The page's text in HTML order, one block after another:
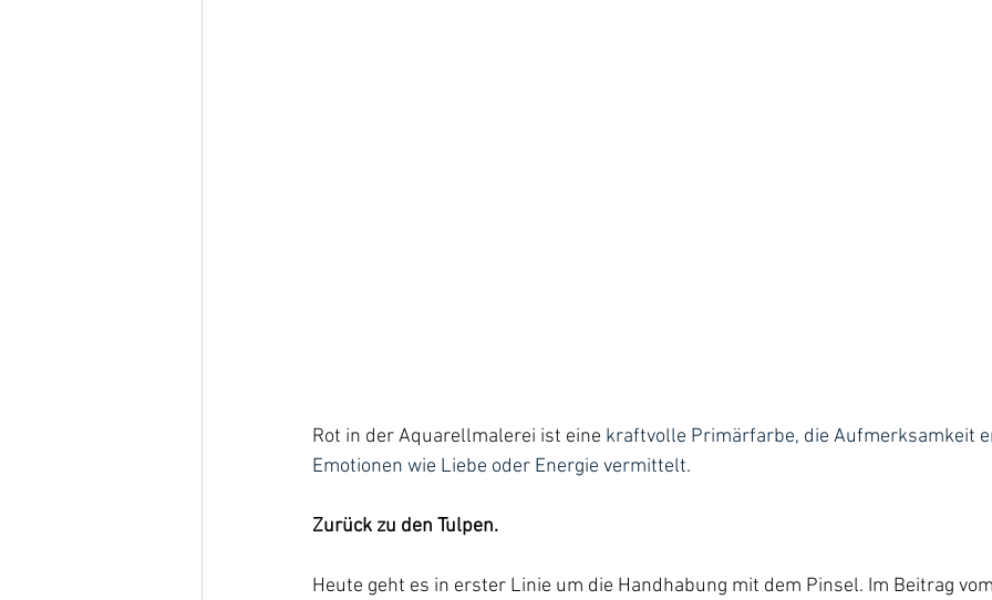
Rot in der Aquarellmalerei ist eine kraftvolle Primärfarbe, die Aufmerksamkeit
Emotionen wie Liebe oder Energie vermittelt.
Zurück zu den Tulpen.
Heute geht es in erster Linie um die Handhabung mit dem Pinsel. Im Beitrag